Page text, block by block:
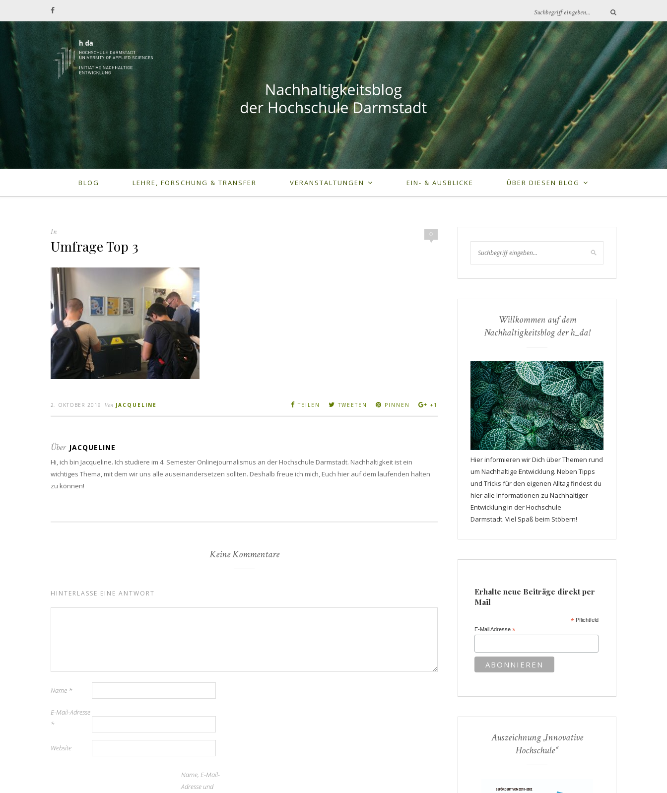
BLOG LEHRE, FORSCHUNG & TRANSFER VERANSTALTUNGEN EIN- & AUSBLICKE ÜBER DIESEN BLOG
0
In
Umfrage Top 3
2. OKTOBER 2019 Von JACQUELINE TEILEN TWEETEN PINNEN +1
Über JACQUELINE
Hi, ich bin Jacqueline. Ich studiere im 4. Semester Onlinejournalismus an der Hochschule Darmstadt. Nachhaltigkeit ist ein
wichtiges Thema, mit dem wir uns alle auseinandersetzen sollten. Deshalb freue ich mich, Euch hier auf dem laufenden halten
zu können!
Keine Kommentare
HINTERLASSE EINE ANTWORT
Name *
E-Mail-Adresse
*
Website
Name, E-Mail-
Adresse und
Willkommen auf dem
Nachhaltigkeitsblog der h_da!
Hier informieren wir Dich über Themen rund
um Nachhaltige Entwicklung. Neben Tipps
und Tricks für den eigenen Alltag findest du
hier alle Informationen zu Nachhaltiger
Entwicklung in der Hochschule
Darmstadt. Viel Spaß beim Stöbern!
Erhalte neue Beiträge direkt per
Mail
*Pflichtfeld
E-Mail Adresse*
Auszeichnung „Innovative
Hochschule“